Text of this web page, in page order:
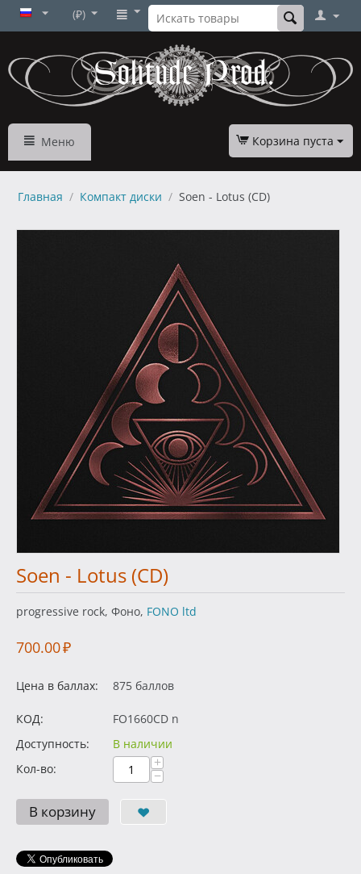
(₽)
Меню Корзина пуста
Главная / Компакт диски / Soen - Lotus (CD)
Soen - Lotus (CD)
progressive rock, Фоно, FONO ltd
700.00₽
Цена в баллах: 875 баллов
КОД:
FO1660CD n
Доступность:
В наличии
Кол-во:
+
−
В корзину